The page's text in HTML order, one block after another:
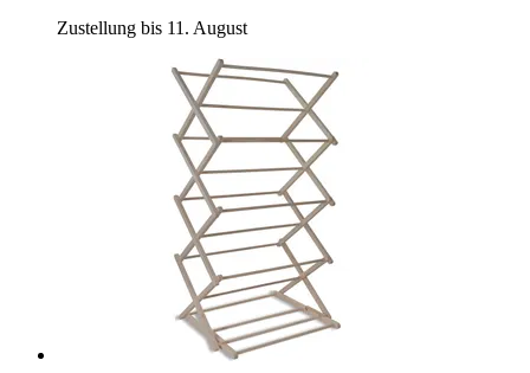
Zustellung bis 11. August